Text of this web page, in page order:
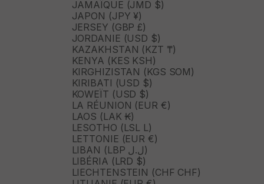
JAMAÏQUE (JMD $)
JAPON (JPY ¥)
JERSEY (GBP £)
JORDANIE (USD $)
KAZAKHSTAN (KZT ₸)
KENYA (KES KSH)
KIRGHIZISTAN (KGS SOM)
KIRIBATI (USD $)
KOWEÏT (USD $)
LA RÉUNION (EUR €)
LAOS (LAK ₭)
LESOTHO (LSL L)
LETTONIE (EUR €)
LIBAN (LBP ل.ل)
LIBÉRIA (LRD $)
LIECHTENSTEIN (CHF CHF)